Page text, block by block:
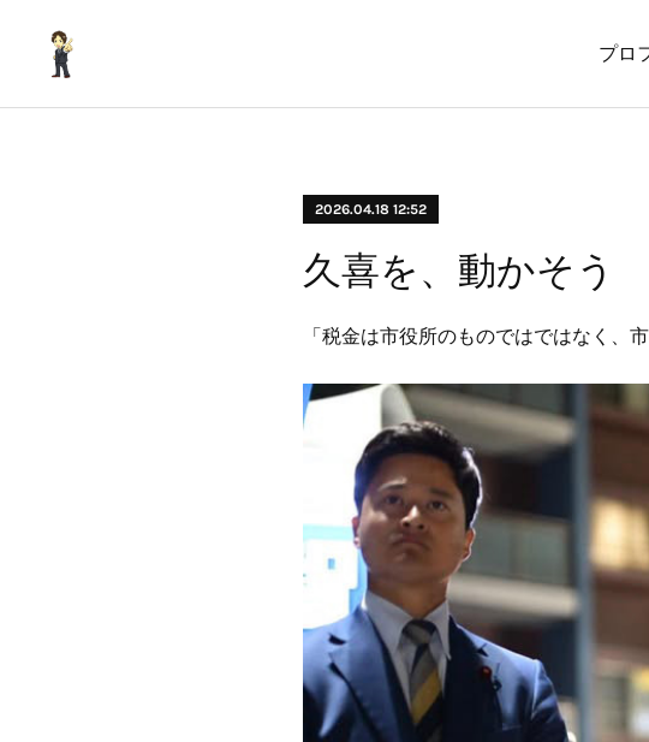
プロ
2026.04.18 12:52
久喜を、動かそう
「税金は市役所のものではではなく、